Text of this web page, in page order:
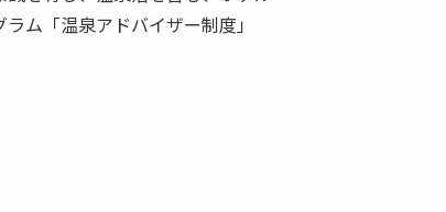
ム「温泉アドバイザー制度」